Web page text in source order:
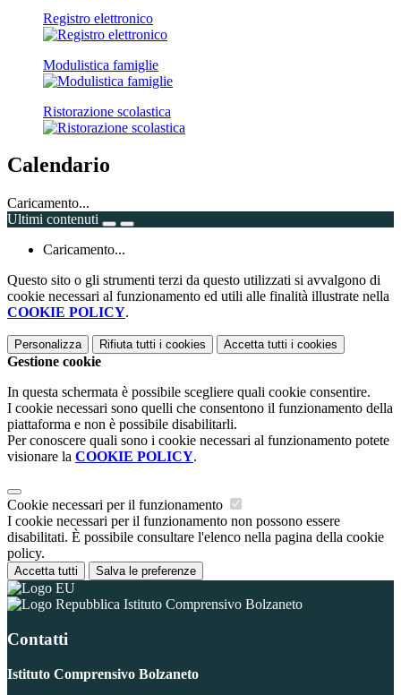
Registro elettronico
Modulistica famiglie
Ristorazione scolastica
Calendario
Caricamento...
Ultimi contenuti
Caricamento...
Questo sito o gli strumenti terzi da questo utilizzati si avvalgono di
cookie necessari al funzionamento ed utili alle finalità illustrate nella
COOKIE POLICY.
Personalizza Rifiuta tutti i cookies Accetta tutti i cookies
Gestione cookie
In questa schermata è possibile scegliere quali cookie consentire.
I cookie necessari sono quelli che consentono il funzionamento della
piattaforma e non è possibile disabilitarli.
Per conoscere quali sono i cookie necessari al funzionamento potete
visionare la COOKIE POLICY.
Cookie necessari per il funzionamento
I cookie necessari per il funzionamento non possono essere
disabilitati. È possibile consultare l'elenco nella pagina della cookie
policy.
Accetta tutti Salva le preferenze
Istituto Comprensivo Bolzaneto
Contatti
Istituto Comprensivo Bolzaneto